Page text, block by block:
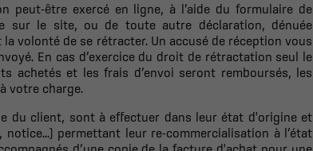
peut-être exercé en ligne, à l’aide du formulaire de
sur le site, ou de toute autre déclaration, dénuée
la volonté de se rétracter. Un accusé de réception vous
En cas d’exercice du droit de rétractation seul le
achetés et les frais d’envoi seront remboursés, les
votre charge.
du client, sont à effectuer dans leur état d'origine et
notice...) permettant leur re-commercialisation à l’état